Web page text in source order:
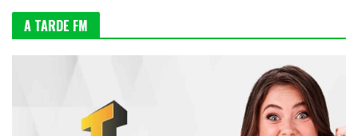
A TARDE FM